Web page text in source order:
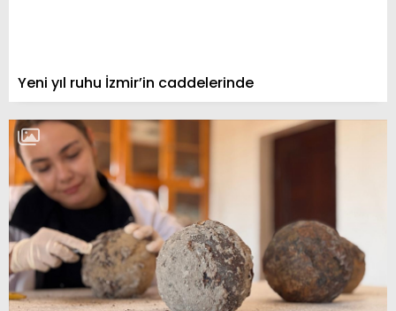
Yeni yıl ruhu İzmir’in caddelerinde